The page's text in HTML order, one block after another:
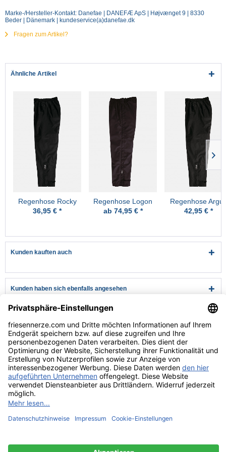
Marke-/Hersteller-Kontakt: Danefae | DANEFÆ ApS | Højvænget 9 | 8330
Beder | Dänemark | kundeservice(a)danefae.dk
Fragen zum Artikel?
Ähnliche Artikel
Regenhose Rocky
Schwarz Pro-X
36,95 € *
Regenhose Logon
Schwarz Überhose
ab 74,95 € *
Regenhose
Schwarz42,95 € *
Kunden kauften auch
Kunden haben sich ebenfalls angesehen
Kundenservice
Hilfe & Infos
Rechtliches
* Alle Preise verstehen sich inkl. Mehrwertsteuer und zzgl.Versandkosten
** Niedrigster Gesamtpreis der letzten 30 Tage vor der Preisermäßigung.